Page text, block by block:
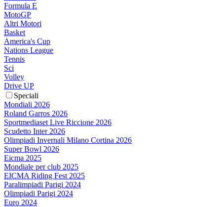
Formula E
MotoGP
Altri Motori
Basket
America's Cup
Nations League
Tennis
Sci
Volley
Drive UP
Speciali
Mondiali 2026
Roland Garros 2026
Sportmediaset Live Riccione 2026
Scudetto Inter 2026
Olimpiadi Invernali Milano Cortina 2026
Super Bowl 2026
Eicma 2025
Mondiale per club 2025
EICMA Riding Fest 2025
Paralimpiadi Parigi 2024
Olimpiadi Parigi 2024
Euro 2024